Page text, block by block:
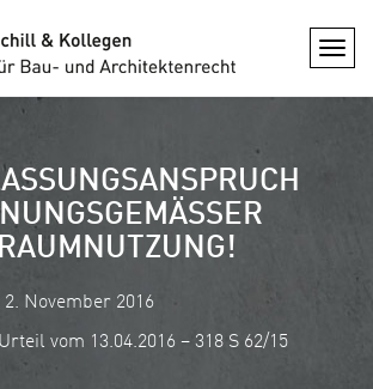
K
November 2016
vom 13.04.2016 – 318 S 62/15